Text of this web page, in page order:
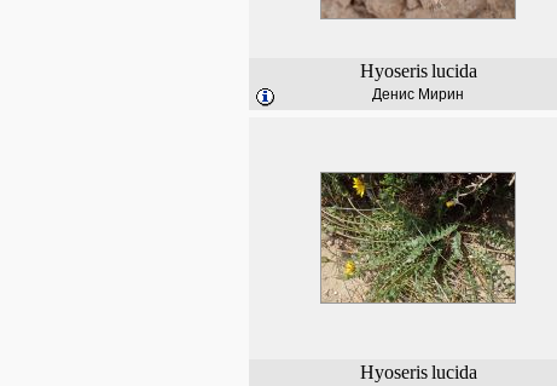
Hyoseris lucida
Денис Мирин
Hyoseris lucida